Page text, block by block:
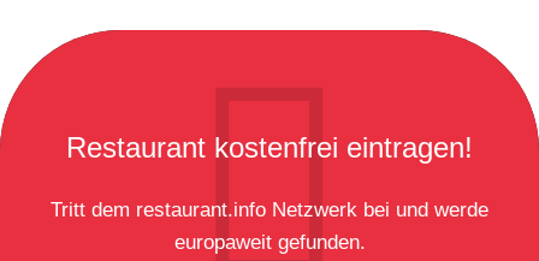
Restaurant kostenfrei eintragen!
Tritt dem restaurant.info Netzwerk bei und werde
europaweit gefunden.